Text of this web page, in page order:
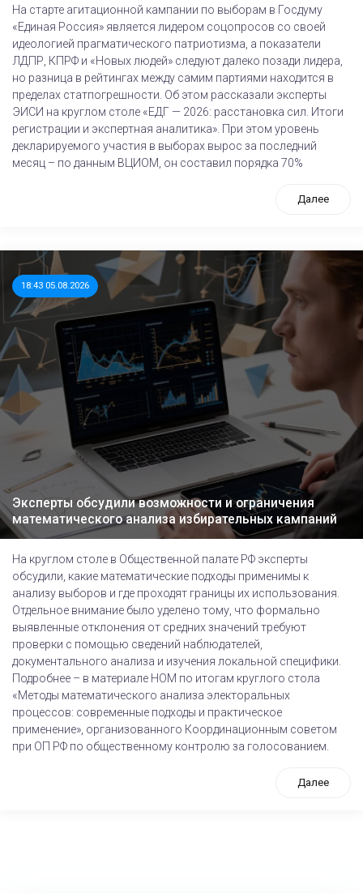
На старте агитационной кампании по выборам в Госдуму
«Единая Россия» является лидером соцопросов со своей
идеологией прагматического патриотизма, а показатели
ЛДПР, КПРФ и «Новых людей» следуют далеко позади лидера,
но разница в рейтингах между самим партиями находится в
пределах статпогрешности. Об этом рассказали эксперты
ЭИСИ на круглом столе «ЕДГ — 2026: расстановка сил. Итоги
регистрации и экспертная аналитика». При этом уровень
декларируемого участия в выборах вырос за последний
месяц – по данным ВЦИОМ, он составил порядка 70%
Далее
18:43 05.08.2026
Эксперты обсудили возможности и ограничения
математического анализа избирательных кампаний
На круглом столе в Общественной палате РФ эксперты
обсудили, какие математические подходы применимы к
анализу выборов и где проходят границы их использования.
Отдельное внимание было уделено тому, что формально
выявленные отклонения от средних значений требуют
проверки с помощью сведений наблюдателей,
документального анализа и изучения локальной специфики.
Подробнее – в материале НОМ по итогам круглого стола
«Методы математического анализа электоральных
процессов: современные подходы и практическое
применение», организованного Координационным советом
при ОП РФ по общественному контролю за голосованием.
Далее